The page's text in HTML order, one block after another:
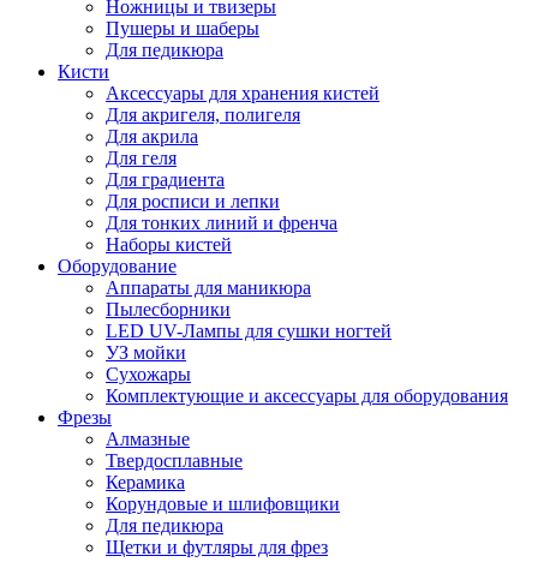
Ножницы и твизеры
Пушеры и шаберы
Для педикюра
Кисти
Аксессуары для хранения кистей
Для акригеля, полигеля
Для акрила
Для геля
Для градиента
Для росписи и лепки
Для тонких линий и френча
Наборы кистей
Оборудование
Аппараты для маникюра
Пылесборники
LED UV-Лампы для сушки ногтей
УЗ мойки
Сухожары
Комплектующие и аксессуары для оборудования
Фрезы
Алмазные
Твердосплавные
Керамика
Корундовые и шлифовщики
Для педикюра
Щетки и футляры для фрез